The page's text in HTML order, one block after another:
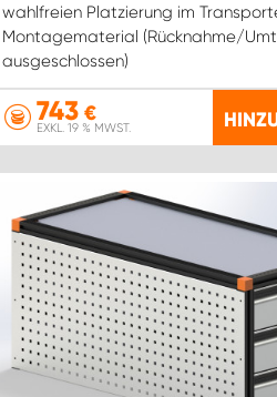
wahlfreien Platzierung im
Montagematerial (Rücknahme/
ausgeschlossen)
743 €
EXKL. 19 % MWST.